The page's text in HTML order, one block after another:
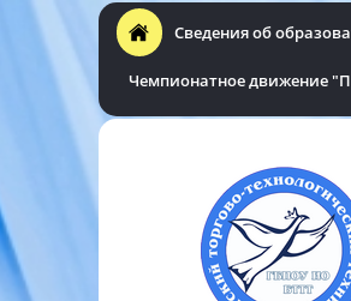
Сведения об
Чемпионатное движение